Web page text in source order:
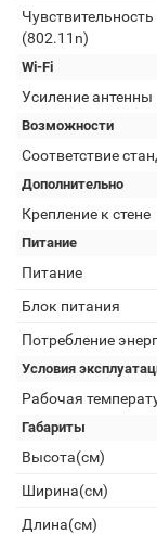
(802.11n)
Wi-Fi
Усиление антенны
Возможности
Соответствие
Дополнительно
Крепление к стене
Питание
Питание
Блок питания
Потребление
Условия
Рабочая
Габариты
Высота(см)
Ширина(см)
Длина(см)